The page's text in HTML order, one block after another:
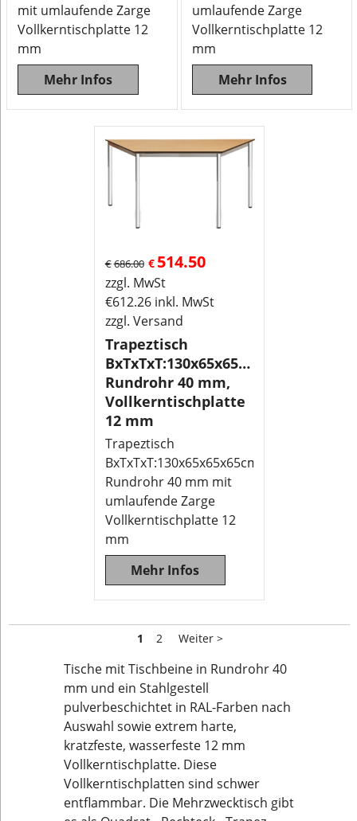
mit umlaufende Zarge
Vollkerntischplatte 12
mm
Mehr Infos
umlaufende Zarge
Vollkerntischplatte 12
mm
Mehr Infos
€686.00 € 514.50
zzgl. MwSt
€612.26 inkl. MwSt
zzgl. Versand
Trapeztisch
BxTxTxT:130x65x65x65cm
Rundrohr 40 mm,
Vollkerntischplatte
12 mm
Trapeztisch
BxTxTxT:130x65x65x65cm
Rundrohr 40 mm mit
umlaufende Zarge
Vollkerntischplatte 12
mm
Mehr Infos
1 2 Weiter >
Tische mit Tischbeine in Rundrohr 40
mm und ein Stahlgestell
pulverbeschichtet in RAL-Farben nach
Auswahl sowie extrem harte,
kratzfeste, wasserfeste 12 mm
Vollkerntischplatte. Diese
Vollkerntischplatten sind schwer
entflammbar. Die Mehrzwecktisch gibt